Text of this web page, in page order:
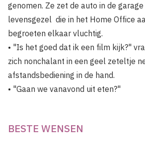
genomen. Ze zet de auto in de
levensgezel die in het Home Office
begroeten elkaar vluchtig.
• "Is het goed dat ik een film kijk?"
zich nonchalant in een geel zeteltje
afstandsbediening in de hand.
• "Gaan we vanavond uit eten?"
BESTE WENSEN